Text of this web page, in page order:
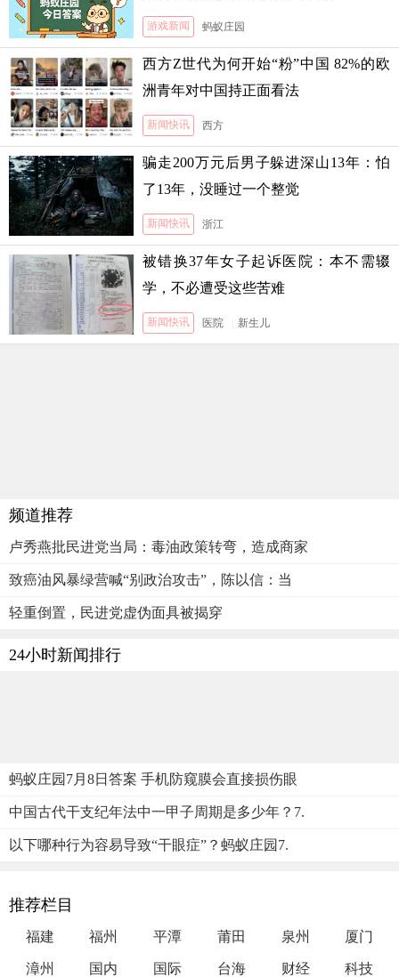
游戏新闻 蚂蚁庄园
西方Z世代为何开始“粉”中国 82%的欧
洲青年对中国持正面看法
新闻快讯 西方
骗走200万元后男子躲进深山13年：怕
了13年，没睡过一个整觉
新闻快讯 浙江
被错换37年女子起诉医院：本不需辍
学，不必遭受这些苦难
新闻快讯 医院 新生儿
频道推荐
卢秀燕批民进党当局：毒油政策转弯，造成商家
致癌油风暴绿营喊“别政治攻击”，陈以信：当
轻重倒置，民进党虚伪面具被揭穿
24小时新闻排行
蚂蚁庄园7月8日答案 手机防窥膜会直接损伤眼
中国古代干支纪年法中一甲子周期是多少年？7.
以下哪种行为容易导致“干眼症”？蚂蚁庄园7.
推荐栏目
福建 福州 平潭 莆田 泉州 厦门
漳州 国内 国际 台海 财经 科技